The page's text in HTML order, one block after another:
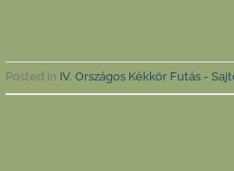
Posted in IV. Országos Kékkör Futás -